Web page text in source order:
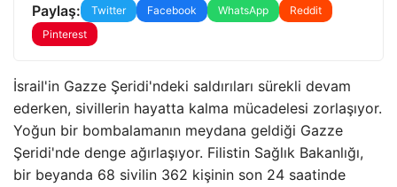
Paylaş: Twitter Facebook WhatsApp
Reddit
Pinterest
İsrail'in Gazze Şeridi'ndeki saldırıları sürekli devam
ederken, sivillerin hayatta kalma mücadelesi zorlaşıyor.
Yoğun bir bombalamanın meydana geldiği Gazze
Şeridi'nde denge ağırlaşıyor. Filistin Sağlık Bakanlığı,
bir beyanda 68 sivilin 362 kişinin son 24 saatinde